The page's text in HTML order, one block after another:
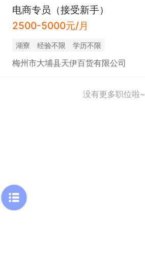
电商专员（接受新手）
2500-5000元/月
湖寮 经验不限 学历不限
梅州市大埔县天伊百货有限公司
没有更多职位啦~